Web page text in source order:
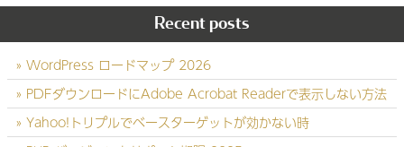
Recent posts
WordPress ロードマップ 2026
PDFダウンロードにAdobe Acrobat Readerで表示しない方法
Yahoo!トリプルでベースターゲットが効かない時